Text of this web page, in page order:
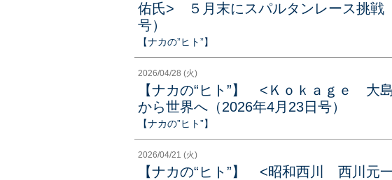
佑氏> ５月末にスパルタンレース挑戦
号）
【ナカの”ヒト”】
2026/04/28 (火)
【ナカの“ヒト”】 <Ｋｏｋａｇｅ 大
から世界へ（2026年4月23日号）
【ナカの”ヒト”】
2026/04/21 (火)
【ナカの“ヒト”】 <昭和西川 西川元